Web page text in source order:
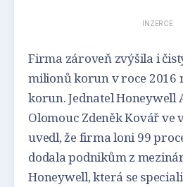
INZERCE
Firma zároveň zvýšila i
milionů korun v roce 2016
korun. Jednatel Honeywell
Olomouc Zdeněk Kovář ve
uvedl, že firma loni 99
dodala podnikům z
Honeywell, která se